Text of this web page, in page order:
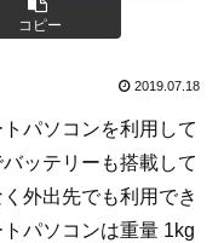
コピー
2019.07.18
パソコンを利用して
ッテリーも搭載して
外出先でも利用でき
パソコンは重量 1kg